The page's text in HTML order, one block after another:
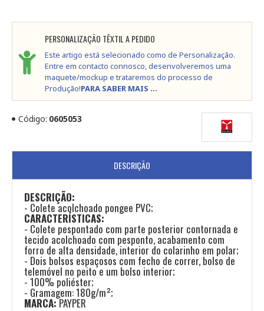
PERSONALIZAÇÃO TÊXTIL A PEDIDO
Este artigo está selecionado como de Personalização.
Entre em contacto connosco, desenvolveremos uma
maquete/mockup e trataremos do processo de
Produção!PARA SABER MAIS ...
Código: 0605053
DESCRIÇÃO
DESCRIÇÃO:
- Colete acolchoado pongee PVC;
CARACTERÍSTICAS:
- Colete pespontado com parte posterior contornada e
tecido acolchoado com pesponto, acabamento com
forro de alta densidade, interior do colarinho em polar;
- Dois bolsos espaçosos com fecho de correr, bolso de
telemóvel no peito e um bolso interior;
- 100% poliéster;
- Gramagem: 180g/m²;
MARCA:PAYPER